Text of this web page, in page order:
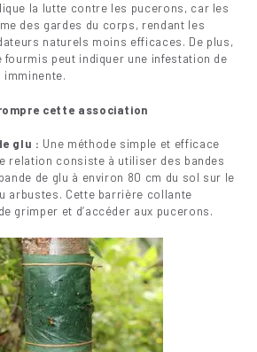
la lutte contre les pucerons, car les
des gardes du corps, rendant les
naturels moins efficaces. De plus,
fourmis peut indiquer une infestation de
cette association
glu : Une méthode simple et efficace
relation consiste à utiliser des bandes
de glu à environ 80 cm du sol sur le
arbustes. Cette barrière collante
grimper et d’accéder aux pucerons.